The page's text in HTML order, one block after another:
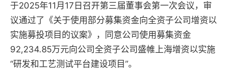
于2025年11月17日召开第三届董事会第一次会议，审
议通过了《关于使用部分募集资金向全资子公司增资以
实施募投项目的议案》，同意公司使用募集资金
92,234.85万元向公司全资子公司盛帷上海增资以实施
“研发和工艺测试平台建设项目”。